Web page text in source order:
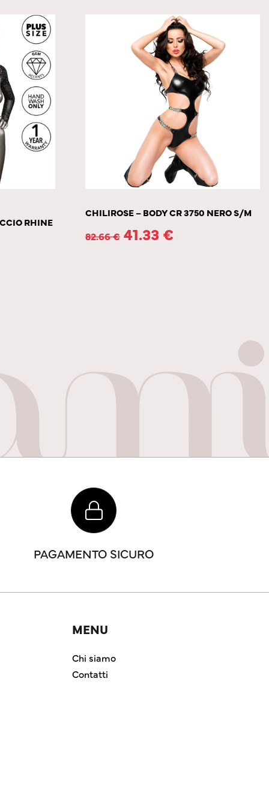
RHINE
CHILIROSE – BODY CR 3750 NERO S/M
82.66€ 41.33 €
PAGAMENTO SICURO
MENU
Chi siamo
Contatti